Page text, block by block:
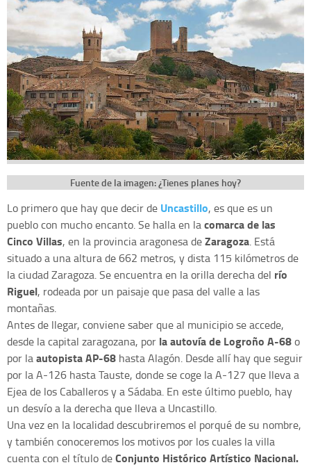
Fuente de la imagen: ¿Tienes planes hoy?
Lo primero que hay que decir de Uncastillo, es que es un
pueblo con mucho encanto. Se halla en lacomarca de las
Cinco Villas, en la provincia aragonesa deZaragoza. Está
situado a una altura de 662 metros, y dista 115 kilómetros de
la ciudad Zaragoza. Se encuentra en la orilla derecha del río
Riguel, rodeada por un paisaje que pasa del valle a las
montañas.
Antes de llegar, conviene saber que al municipio se accede,
desde la capital zaragozana, por la autovía de Logroño A-68o
por laautopista AP-68 hasta Alagón. Desde allí hay que seguir
por la A-126 hasta Tauste, donde se coge la A-127 que lleva a
Ejea de los Caballeros y a Sádaba. En este último pueblo, hay
un desvío a la derecha que lleva a Uncastillo.
Una vez en la localidad descubriremos el porqué de su nombre,
y también conoceremos los motivos por los cuales la villa
cuenta con el título deConjunto Histórico Artístico Nacional.